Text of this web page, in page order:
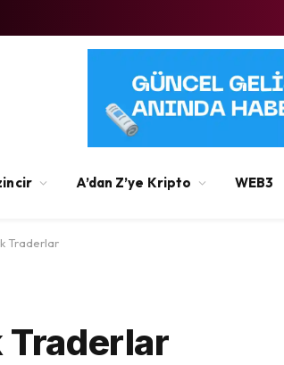
A’dan Z’ye Kripto WEB3
Traderlar
Traderlar